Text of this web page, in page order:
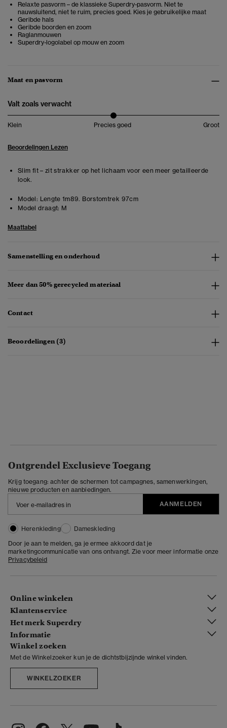
Relaxte pasvorm – de klassieke Superdry-pasvorm. Niet te
nauwsluitend, niet te ruim, precies goed. Kies je gebruikelijke maat
Geribde hals
Geribde boorden en zoom
Raglanmouwen
Superdry-logolabel op mouw en zoom
Maat en pasvorm
Valt zoals verwacht
Klein Precies goed Groot
Beoordelingen Lezen
Slim fit – zit strakker op het lichaam voor een meer getailleerde
look.
Model: Lengte 1m89. Borstomtrek 97cm
Model draagt: M
Maattabel
Samenstelling en onderhoud
Meer dan 50% gerecycled materiaal
Contact
Beoordelingen (3)
Ontgrendel Exclusieve Toegang
Krijg toegang: achter de schermen tot campagnes, samenwerkingen,
nieuwe producten en aanbiedingen.
AANMELDEN
Herenkleding
Dameskleding
Door je aan te melden, ga je ermee akkoord dat je
marketingcommunicatie van ons ontvangt. Zie voor meer informatie onze
Privacybeleid
Online winkelen
Klantenservice
Het merk Superdry
Informatie
Winkel zoeken
Met de Winkelzoeker kun je de dichtstbijzijnde winkel vinden.
WINKELZOEKER